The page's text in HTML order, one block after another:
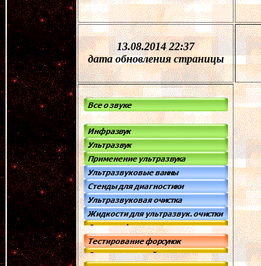
13.08.2014 22:37
дата обновления страницы